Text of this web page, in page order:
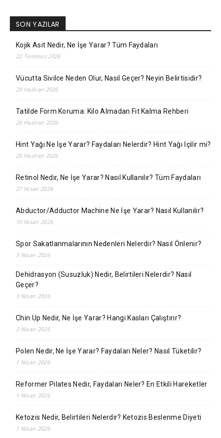
SON YAZILAR
Kojik Asit Nedir, Ne İşe Yarar? Tüm Faydaları
22 Temmuz 2026
Vücutta Sivilce Neden Olur, Nasıl Geçer? Neyin Belirtisidir?
29 Haziran 2026
Tatilde Form Koruma: Kilo Almadan Fit Kalma Rehberi
26 Haziran 2026
Hint Yağı Ne İşe Yarar? Faydaları Nelerdir? Hint Yağı İçilir mi?
26 Haziran 2026
Retinol Nedir, Ne İşe Yarar? Nasıl Kullanılır? Tüm Faydaları
27 Nisan 2026
Abductor/Adductor Machine Ne İşe Yarar? Nasıl Kullanılır?
10 Nisan 2026
Spor Sakatlanmalarının Nedenleri Nelerdir? Nasıl Önlenir?
3 Nisan 2026
Dehidrasyon (Susuzluk) Nedir, Belirtileri Nelerdir? Nasıl
Geçer?
3 Nisan 2026
Chin Up Nedir, Ne İşe Yarar? Hangi Kasları Çalıştırır?
3 Nisan 2026
Polen Nedir, Ne İşe Yarar? Faydaları Neler? Nasıl Tüketilir?
1 Nisan 2026
Reformer Pilates Nedir, Faydaları Neler? En Etkili Hareketler
1 Nisan 2026
Ketozis Nedir, Belirtileri Nelerdir? Ketozis Beslenme Diyeti
1 Nisan 2026